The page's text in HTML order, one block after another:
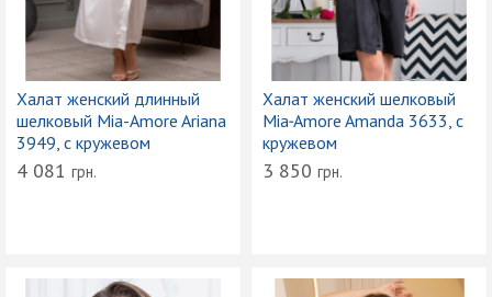
Халат женский длинный
шелковый Mia-Amore Ariana
3949, с кружевом
4 081 грн.
Халат женский шелковый
Mia‑Amore Amanda 3633, с
кружевом
3 850 грн.